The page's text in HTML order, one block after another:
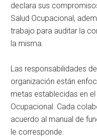
declara sus
Salud Ocupacional,
trabajo para auditar la
la misma.
Las responsabilidades
organización están
metas establecidas en
Ocupacional. Cada
acuerdo al manual de
le corresponde.